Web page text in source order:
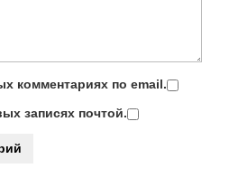
комментариях по email.
записях почтой.